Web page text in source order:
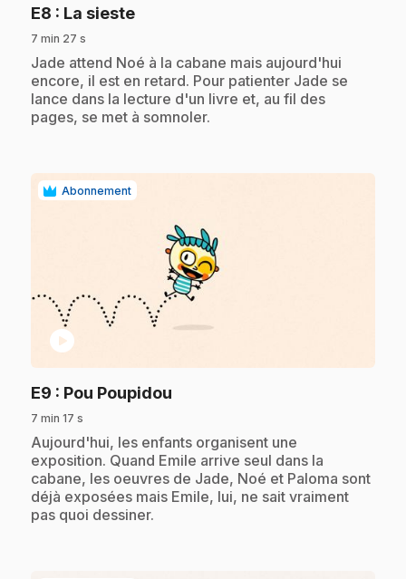
E8 : La sieste.
7 min 27 s
.Jade attend Noé à la cabane mais aujourd'hui
encore, il est en retard. Pour patienter Jade se
lance dans la lecture d'un livre et, au fil des
pages, se met à somnoler.
Abonnement
play_circle
E9 : Pou Poupidou
7 min 17 s
.Aujourd'hui, les enfants organisent une
exposition. Quand Emile arrive seul dans la
cabane, les oeuvres de Jade, Noé et Paloma sont
déjà exposées mais Emile, lui, ne sait vraiment
pas quoi dessiner.